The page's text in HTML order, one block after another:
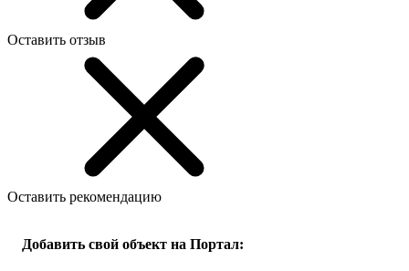
Оставить отзыв
Оставить рекомендацию
Добавить свой объект на Портал: